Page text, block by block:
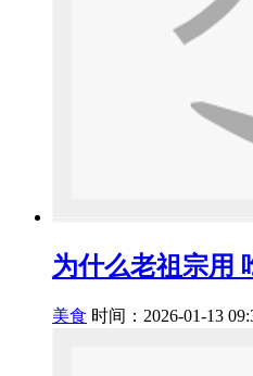
为什么老祖宗用
美食 时间：2026-01-13